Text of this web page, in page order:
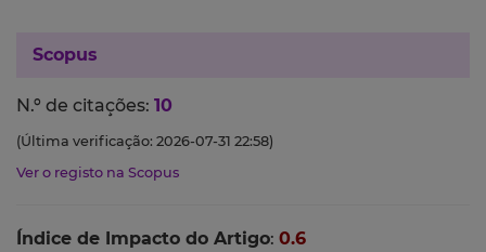
Scopus
N.º de citações: 10
(Última verificação: 2026-07-31 22:58)
Ver o registo na Scopus
Índice de Impacto do Artigo: 0.6